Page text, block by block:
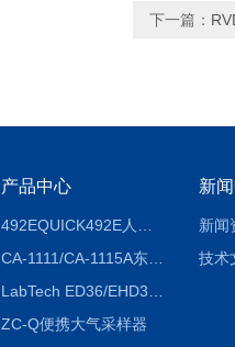
下一篇：
产品中心
CA-1111/CA-1115A东京理化EYELA CA-1111/CA-1115A冷却水循环装置
ZC-Q便携大气采样器
新
新闻
技术